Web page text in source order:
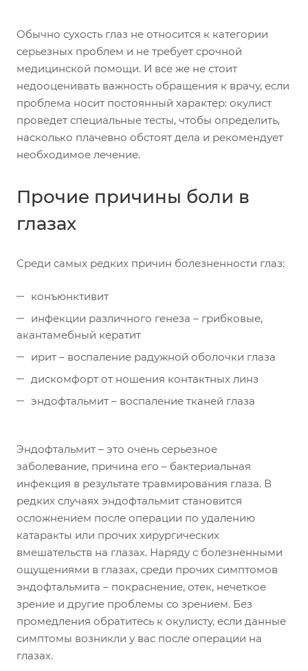
Обычно сухость глаз не относится к категории
серьезных проблем и не требует срочной
медицинской помощи. И все же не стоит
недооценивать важность обращения к врачу, если
проблема носит постоянный характер: окулист
проведет специальные тесты, чтобы определить,
насколько плачевно обстоят дела и рекомендует
необходимое лечение.
Прочие причины боли в
глазах
Среди самых редких причин болезненности глаз:
конъюнктивит
инфекции различного генеза – грибковые,
акантамебный кератит
ирит – воспаление радужной оболочки глаза
дискомфорт от ношения контактных линз
эндофтальмит – воспаление тканей глаза
Эндофтальмит – это очень серьезное
заболевание, причина его – бактериальная
инфекция в результате травмирования глаза. В
редких случаях эндофтальмит становится
осложнением после операции по удалению
катаракты или прочих хирургических
вмешательств на глазах. Наряду с болезненными
ощущениями в глазах, среди прочих симптомов
эндофтальмита – покраснение, отек, нечеткое
зрение и другие проблемы со зрением. Без
промедления обратитесь к окулисту, если данные
симптомы возникли у вас после операции на
глазах.